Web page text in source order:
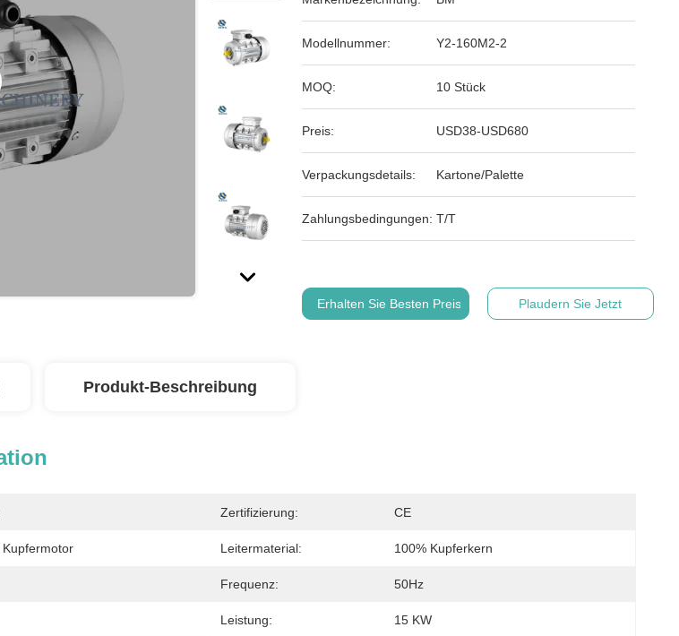
Modellnummer: Y2-160M2-2
MOQ: 10 Stück
Preis: USD38-USD680
Verpackungsdetails: Kartone/Palette
Zahlungsbedingungen: T/T
Erhalten Sie Besten Preis Plaudern Sie Jetzt
Produkt-Beschreibung
Zertifizierung: CE
Kupfermotor Leitermaterial: 100% Kupferkern
Frequenz: 50Hz
Leistung: 15 KW